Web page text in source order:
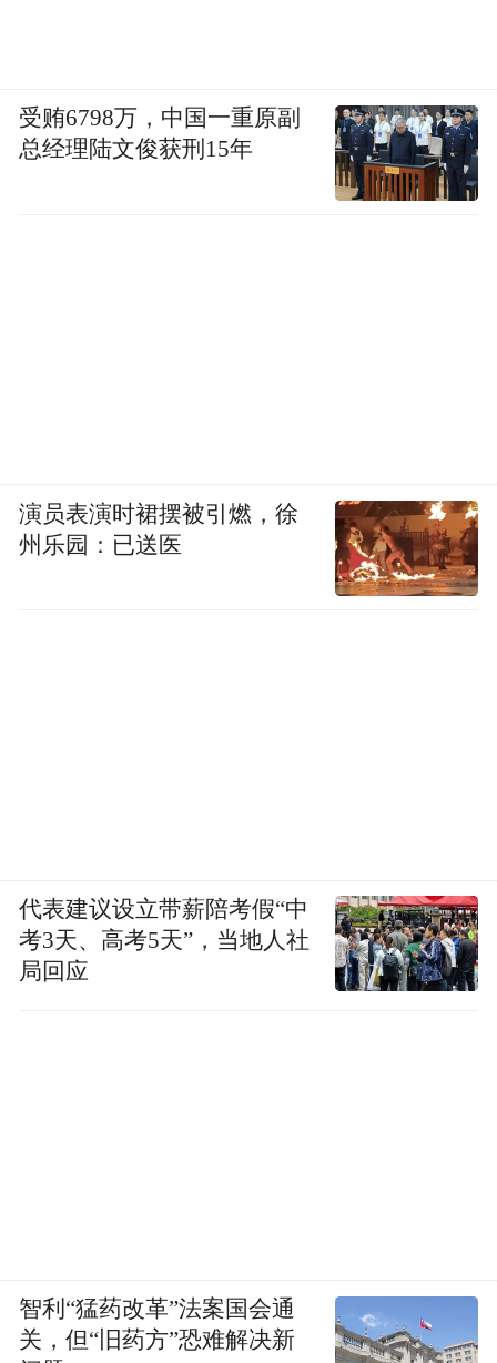
受贿6798万，中国一重原副
总经理陆文俊获刑15年
演员表演时裙摆被引燃，徐
州乐园：已送医
代表建议设立带薪陪考假“中
考3天、高考5天”，当地人社
局回应
智利“猛药改革”法案国会通
关，但“旧药方”恐难解决新